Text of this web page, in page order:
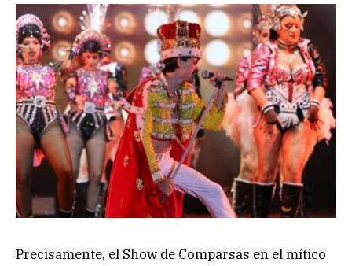
Precisamente, el Show de Comparsas en el mítico